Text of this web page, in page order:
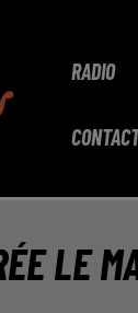
RADIO
LE